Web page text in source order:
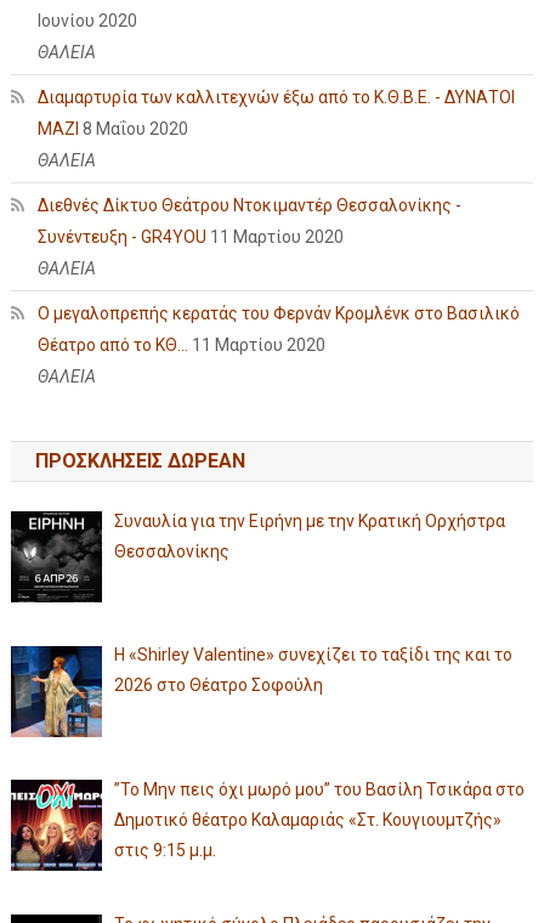
Ιουνίου 2020
ΘΑΛΕΙΑ
Διαμαρτυρία των καλλιτεχνών έξω από το Κ.Θ.Β.Ε. - ΔΥΝΑΤΟΙ
ΜΑΖΙ 8 Μαΐου 2020
ΘΑΛΕΙΑ
Διεθνές Δίκτυο Θεάτρου Ντοκιμαντέρ Θεσσαλονίκης -
Συνέντευξη - GR4YOU 11 Μαρτίου 2020
ΘΑΛΕΙΑ
Ο μεγαλοπρεπής κερατάς του Φερνάν Κρομλένκ στο Βασιλικό
Θέατρο από το ΚΘ...
11 Μαρτίου 2020
ΘΑΛΕΙΑ
ΠΡΟΣΚΛΗΣΕΙΣ ΔΩΡΕΑΝ
Συναυλία για την Ειρήνη με την Κρατική Ορχήστρα
Θεσσαλονίκης
Η «Shirley Valentine» συνεχίζει το ταξίδι της και το
2026 στο Θέατρο Σοφούλη
”Το Μην πεις όχι μωρό μου” του Βασίλη Τσικάρα στο
Δημοτικό θέατρο Καλαμαριάς «Στ. Κουγιουμτζής»
στις 9:15 μ.μ.